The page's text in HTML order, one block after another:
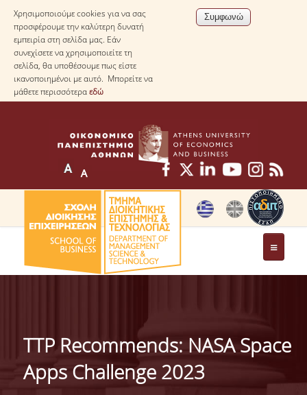
Χρησιμοποιούμε cookies για να σας
προσφέρουμε την καλύτερη δυνατή
εμπειρία στη σελίδα μας. Εάν
συνεχίσετε να χρησιμοποιείτε τη
σελίδα, θα υποθέσουμε πως είστε
ικανοποιημένοι με αυτό. Μπορείτε να
μάθετε περισσότεραεδώ
ΤΟ ΤΜΗΜΑ
ΤΑΥΤΟΤΗΤΑ ΤΟΥ ΤΜΗΜΑΤΟΣ
ΑΠΟΣΤΟΛΗ ΤΟΥ ΤΜΗΜΑΤΟΣ
ΔΙΟΙΚΗΣΗ ΤΟΥ ΤΜΗΜΑΤΟΣ
TTP Recommends: NASA Space
Apps Challenge 2023